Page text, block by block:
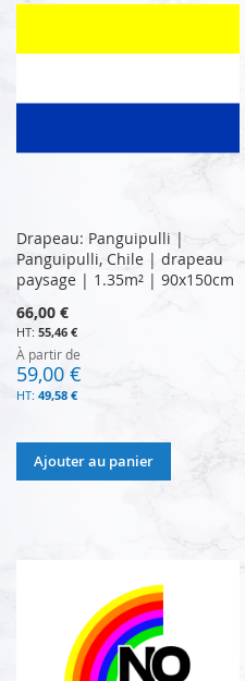
Drapeau: Panguipulli |
Panguipulli, Chile | drapeau
paysage | 1.35m² | 90x150cm
66,00 €
55,46 €
À partir de
59,00 €
49,58 €
Ajouter au panier